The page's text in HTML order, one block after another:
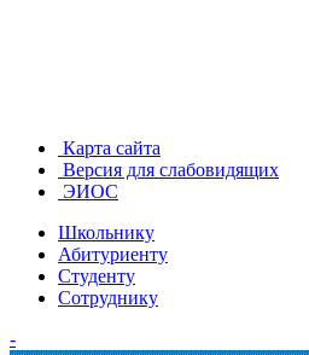
Карта сайта
Версия для слабовидящих
ЭИОС
Школьнику
Абитуриенту
Студенту
Сотруднику
-